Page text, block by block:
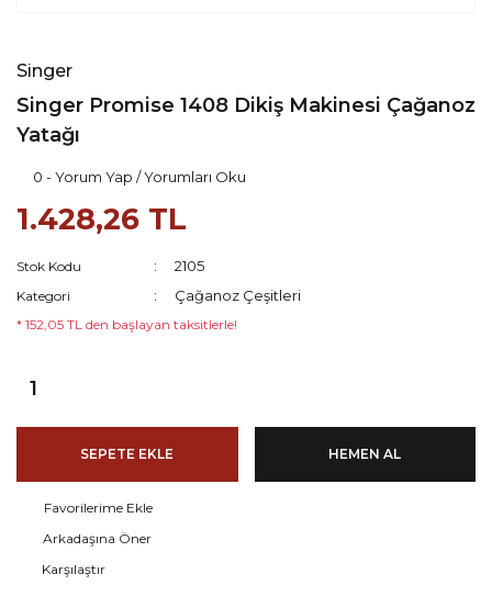
Singer
Singer Promise 1408 Dikiş Makinesi Çağanoz
Yatağı
0 - Yorum Yap / Yorumları Oku
1.428,26 TL
Stok Kodu 2105
Kategori Çağanoz Çeşitleri
* 152,05 TL den başlayan taksitlerle!
SEPETE EKLE HEMEN AL
Arkadaşına Öner
Karşılaştır